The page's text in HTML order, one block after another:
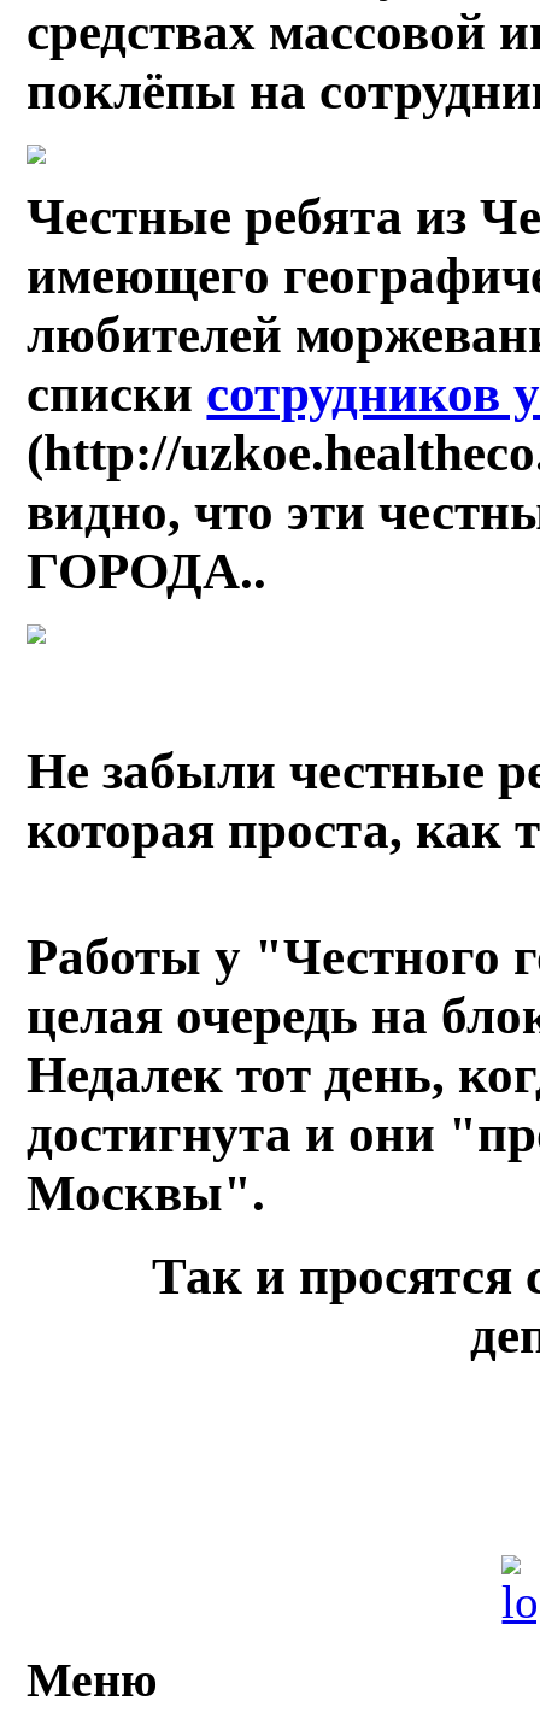
средствах массовой
поклёпы на
Честные ребята из
имеющего
любителей
списки сотрудников
(http://
видно, что эти
ГОРОДА..
Не забыли честные
которая проста, как
Работы у "Честного
целая очередь на
Недалек тот день,
достигнута и они
Москвы".
Так и просятся
Меню